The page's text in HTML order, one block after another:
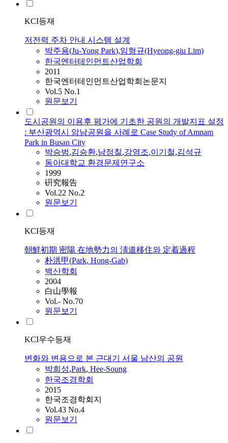
KCI등재
저전력 주차 안내 시스템 설계
박주용(Ju-Yong Park),임형규(Hyeong-giu Lim)
한국엔터테인먼트산업학회
2011
한국엔터테인먼트산업학회논문지
Vol.5 No.1
원문보기
도시공원의 이용후 평가에 기초한 공원의 개발지표 설정
: 부산광역시 암남공원을 사례로 Case Study of Amnam
Park in Busan City
박승범,김승환,남정칠,강영조,이기철,김석규
동아대학교 환경문제연구소
1999
硏究報告
Vol.22 No.2
원문보기
KCI등재
朝鮮初期 密陽 在地勢力의 淸道移住와 定着過程
朴洪甲(Park, Hong-Gab)
백산학회
2004
白山學報
Vol.- No.70
원문보기
KCI우수등재
변화와 변용으로 본 근대기 서울 남산의 공원
박희성,Park, Hee-Soung
한국조경학회
2015
한국조경학회지
Vol.43 No.4
원문보기